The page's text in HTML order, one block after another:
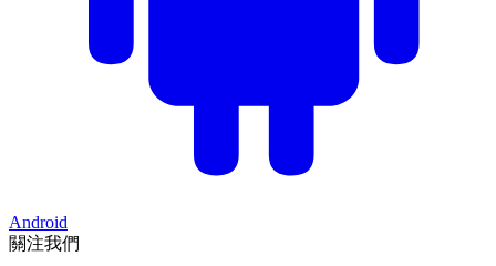
Android
關注我們